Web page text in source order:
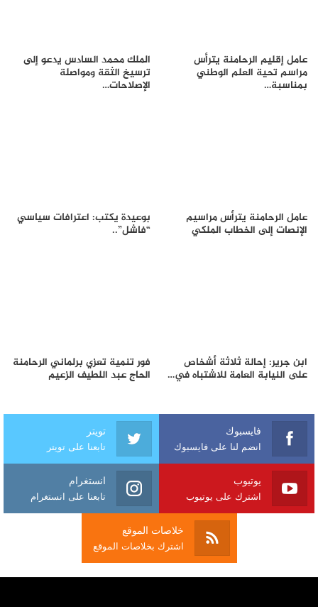
عامل إقليم الرحامنة يترأس
مراسم تحية العلم الوطني
بمناسبة…
الملك محمد السادس يدعو إلى
ترسيخ الثقة ومواصلة
الإصلاحات…
عامل الرحامنة يترأس مراسيم
الإنصات إلى الخطاب الملكي
بوعيدة يكتب: اعترافات سياسي
“فاشل”..
ابن جرير: إحالة ثلاثة أشخاص
على النيابة العامة للاشتباه في…
فور تنمية تعزي برلماني الرحامنة
الحاج عبد اللطيف الزعيم
فايسبوك
انضم لنا على فايسبوك
تويتر
تابعنا على تويتر
يوتيوب
اشترك على يوتيوب
انستغرام
تابعنا على انستغرام
خلاصات الموقع
اشترك بخلاصات الموقع